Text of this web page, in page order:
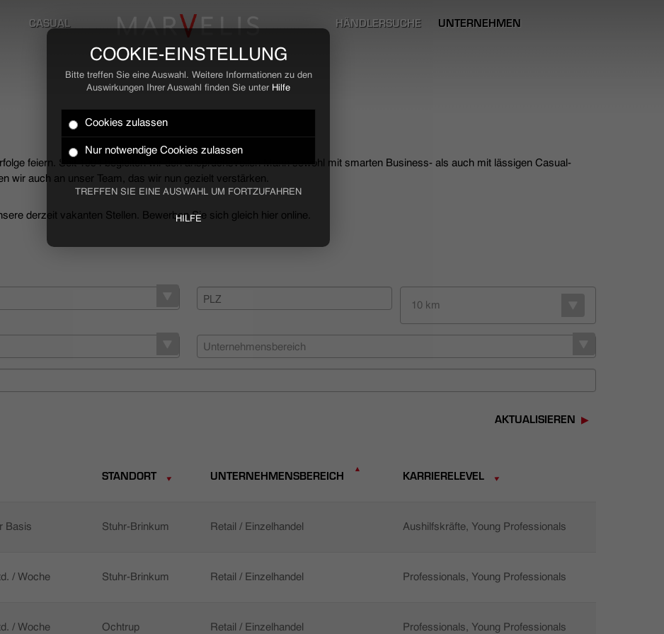
COOKIE-EINSTELLUNG
Bitte treffen Sie eine Auswahl. Weitere Informationen zu den
Auswirkungen Ihrer Auswahl finden Sie unter Hilfe
Cookies zulassen
Nur notwendige Cookies zulassen
TREFFEN SIE EINE AUSWAHL UM FORTZUFAHREN
HILFE
CASUAL UNTERNEHMEN
HÄNDLERSUCHE
feiern. Seit 1994 begleiten wir den anspruchsvollen Mann sowohl mit smarten Business- als auch mit lässigen Casual-
wir auch an unser Team, das wir nun gezielt verstärken.
derzeit vakanten Stellen. Bewerben Sie sich gleich hier online.
10 km
Unternehmensbereich
AKTUALISIEREN
STANDORT UNTERNEHMENSBEREICH KARRIERELEVEL
Basis Stuhr-Brinkum Retail / Einzelhandel Aushilfskräfte, Young Professionals
/ Woche Stuhr-Brinkum Retail / Einzelhandel Professionals, Young Professionals
/ Woche Ochtrup Retail / Einzelhandel Professionals, Young Professionals